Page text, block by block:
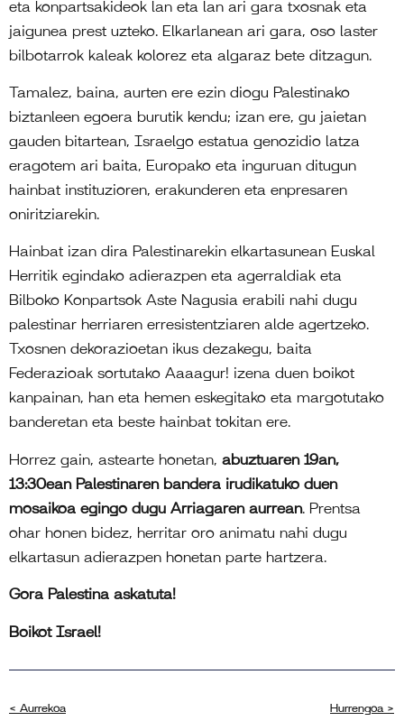
eta konpartsakideok lan eta lan ari gara txosnak eta
jaigunea prest uzteko. Elkarlanean ari gara, oso laster
bilbotarrok kaleak kolorez eta algaraz bete ditzagun.
Tamalez, baina, aurten ere ezin diogu Palestinako
biztanleen egoera burutik kendu; izan ere, gu jaietan
gauden bitartean, Israelgo estatua genozidio latza
eragotem ari baita, Europako eta inguruan ditugun
hainbat instituzioren, erakunderen eta enpresaren
oniritziarekin.
Hainbat izan dira Palestinarekin elkartasunean Euskal
Herritik egindako adierazpen eta agerraldiak eta
Bilboko Konpartsok Aste Nagusia erabili nahi dugu
palestinar herriaren erresistentziaren alde agertzeko.
Txosnen dekorazioetan ikus dezakegu, baita
Federazioak sortutako Aaaagur! izena duen boikot
kanpainan, han eta hemen eskegitako eta margotutako
banderetan eta beste hainbat tokitan ere.
Horrez gain, astearte honetan, abuztuaren 19an,
13:30ean Palestinaren bandera irudikatuko duen
mosaikoa egingo dugu Arriagaren aurrean. Prentsa
ohar honen bidez, herritar oro animatu nahi dugu
elkartasun adierazpen honetan parte hartzera.
Gora Palestina askatuta!
Boikot Israel!
< Aurrekoa Hurrengoa >